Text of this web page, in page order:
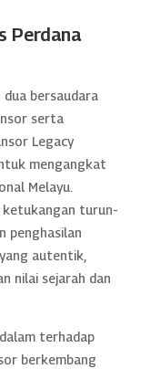
Perdana
bersaudara
serta
Legacy
mengangkat
Melayu.
ketukangan turun-
penghasilan
autentik,
nilai sejarah dan
terhadap
berkembang